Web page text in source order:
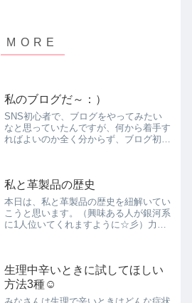
私のブログだ～：）
SNS初心者で、ブログをやってみたい
なと思っていたんですが、何から着手す
ればよいのか全く分からず、ブログ初心
私と革製品の歴史
本日は、私と革製品の歴史を紐解いてい
こうと思います。（興味ある人が銀河系
に1人位いてくれますように☆彡）力作
生理中辛いときに試してほしい
方法3種☺️